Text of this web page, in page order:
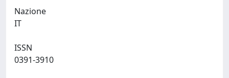
Nazione
ISSN